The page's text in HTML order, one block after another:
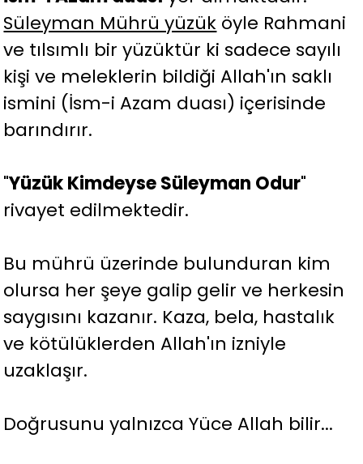
Süleyman Mührü yüzük öyle Rahmani
ve tılsımlı bir yüzüktür ki sadece sayılı
kişi ve meleklerin bildiği Allah'ın saklı
ismini (İsm-i Azam duası) içerisinde
barındırır.
"Yüzük Kimdeyse Süleyman Odur"
rivayet edilmektedir.
Bu mührü üzerinde bulunduran kim
olursa her şeye galip gelir ve herkesin
saygısını kazanır. Kaza, bela, hastalık
ve kötülüklerden Allah'ın izniyle
uzaklaşır.
Doğrusunu yalnızca Yüce Allah bilir...